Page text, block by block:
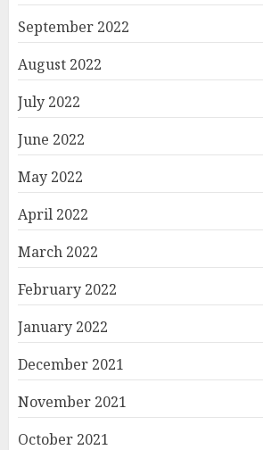
September 2022
August 2022
July 2022
June 2022
May 2022
April 2022
March 2022
February 2022
January 2022
December 2021
November 2021
October 2021